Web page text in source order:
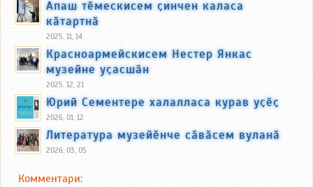
Апаш тӗмескисем ҫинчен каласа
кӑтартнӑ
2025, 11, 14
Красноармейскисем Нестер Янкас
музейне уҫасшӑн
2025, 12, 21
Юрий Сементере халалласа курав уҫӗҫ
2026, 01, 12
Литература музейӗнче сӑвӑсем вуланӑ
2026, 03, 05
Комментари: